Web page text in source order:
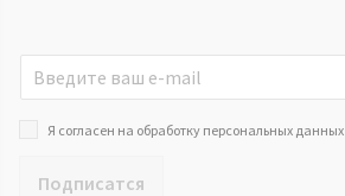
Я согласен на обработку персональных данных
Подписатся